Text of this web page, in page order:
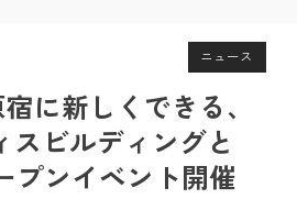
ニュース
に新しくできる、
スビルディングと
プンイベント開催